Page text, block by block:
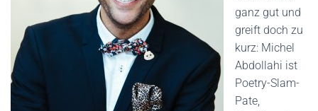
ganz gut und
greift doch zu
kurz: Michel
Abdollahi ist
Poetry-Slam-
Pate,